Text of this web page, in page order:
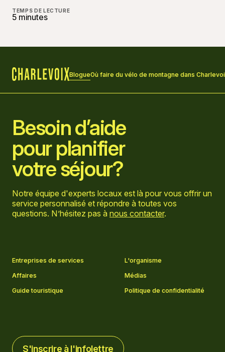
TEMPS DE LECTURE
5 minutes
BlogueOù faire du vélo de montagne dans
Besoin d’aide
pour planifier
votre séjour?
Notre équipe d'experts locaux est là pour vous offrir un
service personnalisé et répondre à toutes vos
questions. N’hésitez pas à nous contacter.
Entreprises de services
L'organisme
Affaires
Médias
Guide touristique
Politique de confidentialité
S'inscrire à l'infolettre